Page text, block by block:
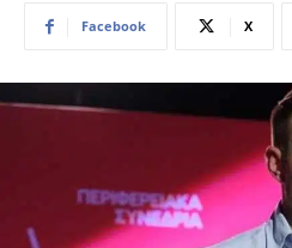
Facebook X